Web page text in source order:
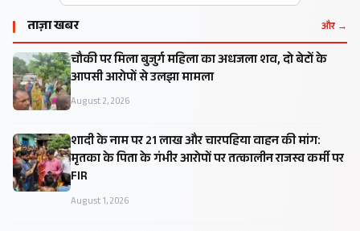
ताज़ा खबर और →
चौकी पर मिला बुजुर्ग महिला का अधजला शव, दो बेटों के
आपसी आरोपों से उलझा मामला
August 2, 2026
शादी के नाम पर 21 लाख और चारपहिया वाहन की मांग:
मृतका के पिता के गंभीर आरोपों पर तत्कालीन राजस्व कर्मी पर
FIR
August 1, 2026